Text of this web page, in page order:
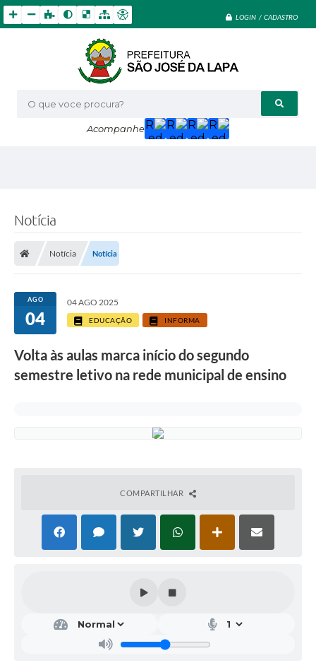
LOGIN / CADASTRO
O que voce procura?
Acompanhe
Notícia
Notícia Notícia
AGO
04
04 AGO 2025
EDUCAÇÃO INFORMA
Volta às aulas marca início do segundo
semestre letivo na rede municipal de ensino
COMPARTILHAR